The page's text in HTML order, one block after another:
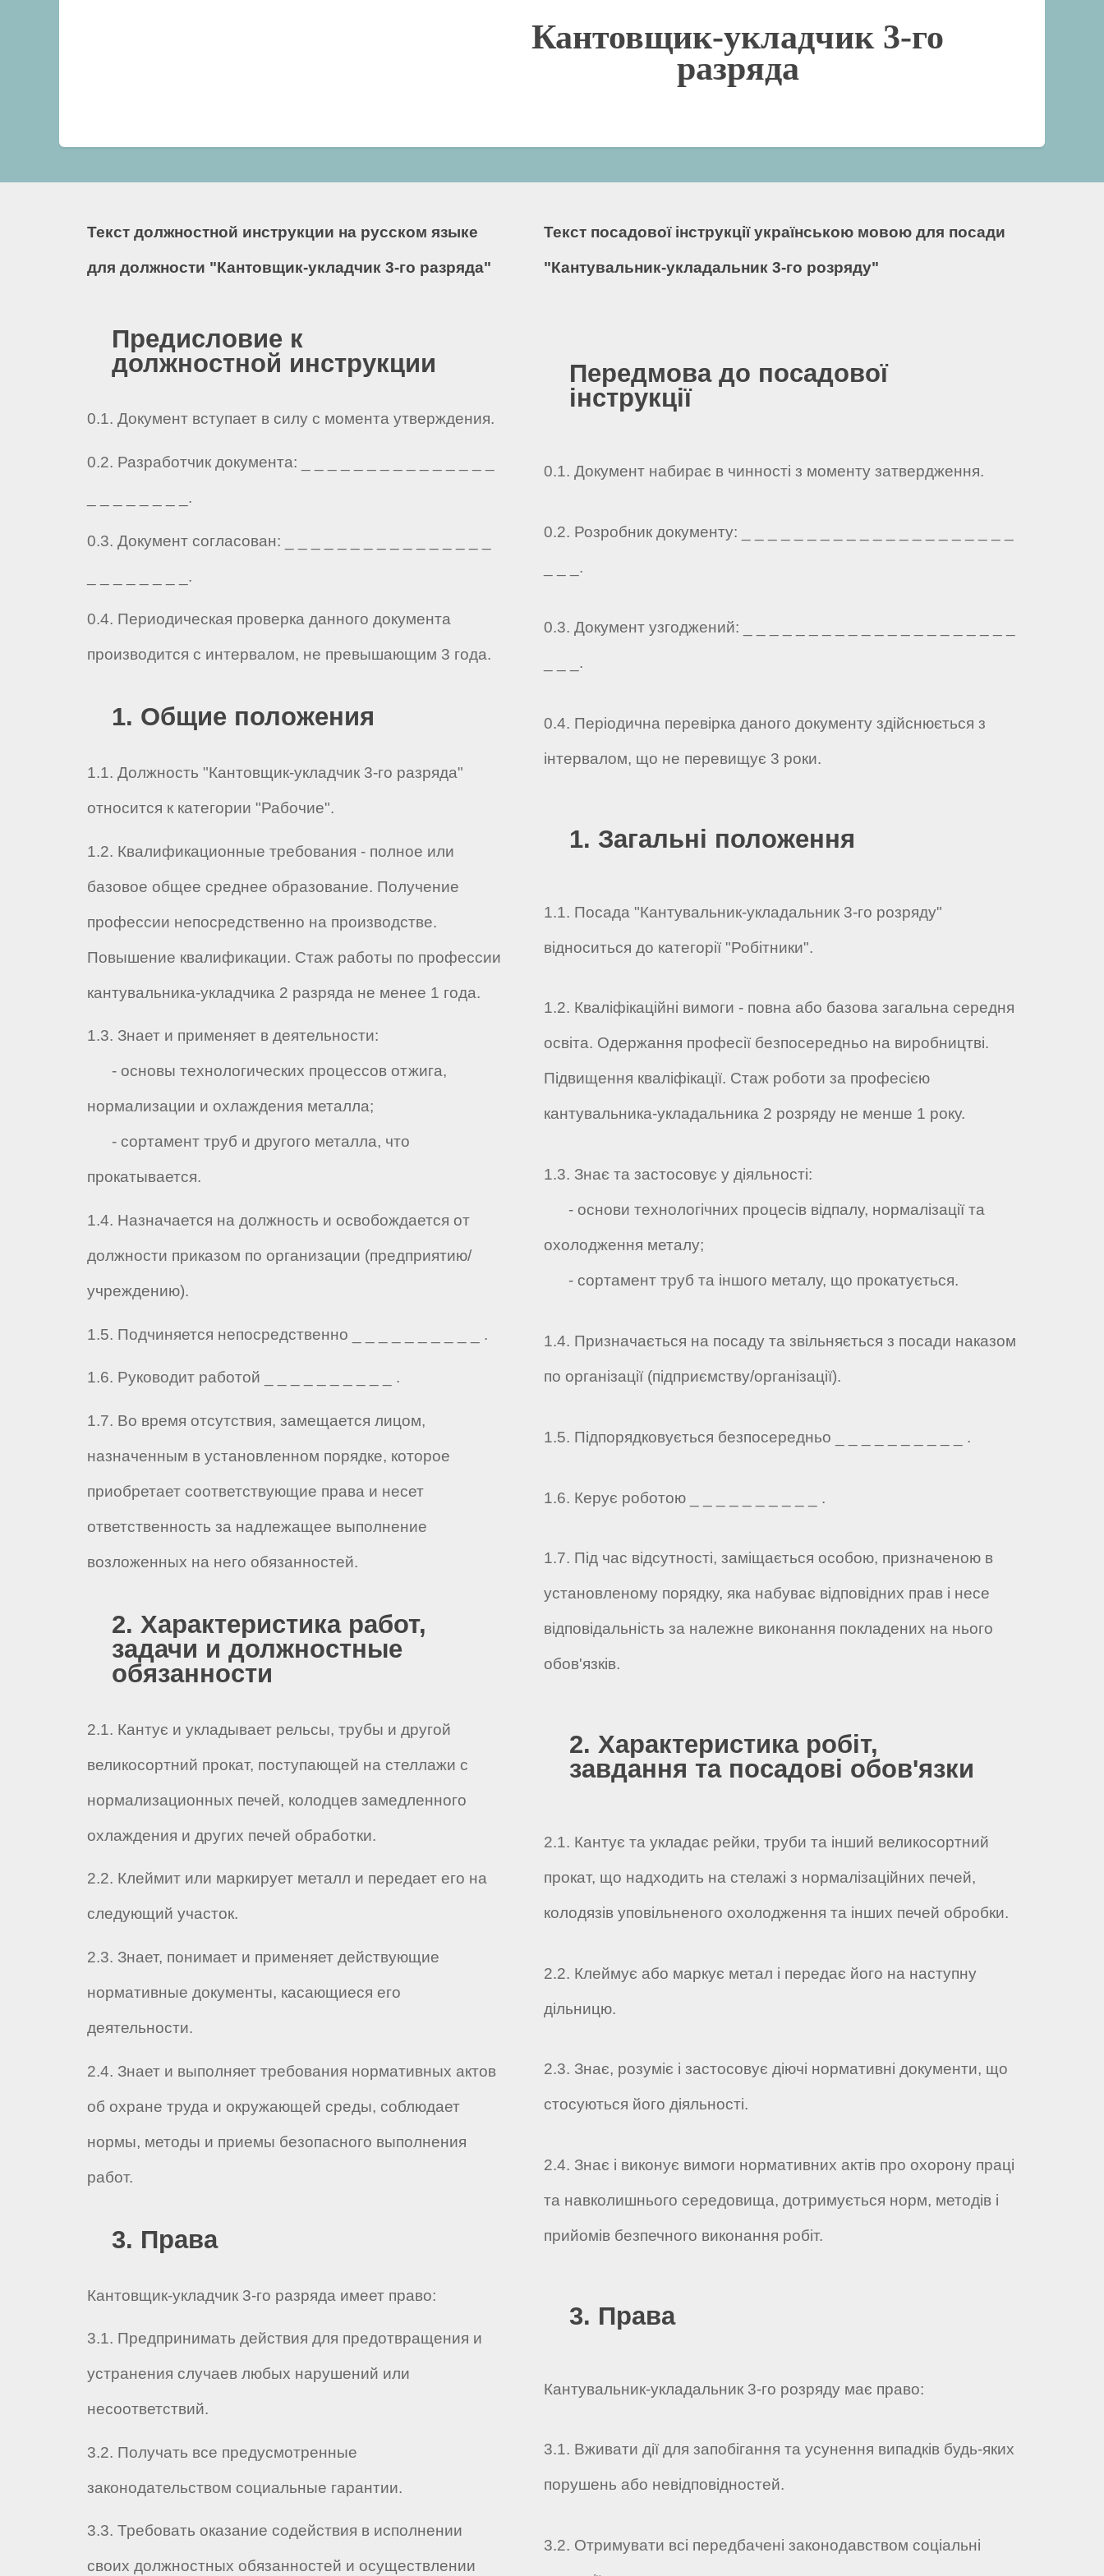
Кантовщик-укладчик 3-го
разряда
Текст должностной инструкции на русском языке
для должности "Кантовщик-укладчик 3-го разряда"
Предисловие к
должностной инструкции
0.1. Документ вступает в силу с момента утверждения.
0.2. Разработчик документа: _ _ _ _ _ _ _ _ _ _ _ _ _ _ _
_ _ _ _ _ _ _ _.
0.3. Документ согласован: _ _ _ _ _ _ _ _ _ _ _ _ _ _ _ _
_ _ _ _ _ _ _ _.
0.4. Периодическая проверка данного документа
производится с интервалом, не превышающим 3 года.
1. Общие положения
1.1. Должность "Кантовщик-укладчик 3-го разряда"
относится к категории "Рабочие".
1.2. Квалификационные требования - полное или
базовое общее среднее образование. Получение
профессии непосредственно на производстве.
Повышение квалификации. Стаж работы по профессии
кантувальника-укладчика 2 разряда не менее 1 года.
1.3. Знает и применяет в деятельности:
- основы технологических процессов отжига,
нормализации и охлаждения металла;
- сортамент труб и другого металла, что
прокатывается.
1.4. Назначается на должность и освобождается от
должности приказом по организации (предприятию/
учреждению).
1.5. Подчиняется непосредственно _ _ _ _ _ _ _ _ _ _ .
1.6. Руководит работой _ _ _ _ _ _ _ _ _ _ .
1.7. Во время отсутствия, замещается лицом,
назначенным в установленном порядке, которое
приобретает соответствующие права и несет
ответственность за надлежащее выполнение
возложенных на него обязанностей.
2. Характеристика работ,
задачи и должностные
обязанности
2.1. Кантує и укладывает рельсы, трубы и другой
великосортний прокат, поступающей на стеллажи с
нормализационных печей, колодцев замедленного
охлаждения и других печей обработки.
2.2. Клеймит или маркирует металл и передает его на
следующий участок.
2.3. Знает, понимает и применяет действующие
нормативные документы, касающиеся его
деятельности.
2.4. Знает и выполняет требования нормативных актов
об охране труда и окружающей среды, соблюдает
нормы, методы и приемы безопасного выполнения
работ.
3. Права
Кантовщик-укладчик 3-го разряда имеет право:
3.1. Предпринимать действия для предотвращения и
устранения случаев любых нарушений или
несоответствий.
3.2. Получать все предусмотренные
законодательством социальные гарантии.
3.3. Требовать оказание содействия в исполнении
своих должностных обязанностей и осуществлении
Текст посадової інструкції українською мовою для посади
"Кантувальник-укладальник 3-го розряду"
Передмова до посадової
інструкції
0.1. Документ набирає в чинності з моменту затвердження.
0.2. Розробник документу: _ _ _ _ _ _ _ _ _ _ _ _ _ _ _ _ _ _ _ _ _
_ _ _.
0.3. Документ узгоджений: _ _ _ _ _ _ _ _ _ _ _ _ _ _ _ _ _ _ _ _ _
_ _ _.
0.4. Періодична перевірка даного документу здійснюється з
інтервалом, що не перевищує 3 роки.
1. Загальні положення
1.1. Посада "Кантувальник-укладальник 3-го розряду"
відноситься до категорії "Робітники".
1.2. Кваліфікаційні вимоги - повна або базова загальна середня
освіта. Одержання професії безпосередньо на виробництві.
Підвищення кваліфікації. Стаж роботи за професією
кантувальника-укладальника 2 розряду не менше 1 року.
1.3. Знає та застосовує у діяльності:
- основи технологічних процесів відпалу, нормалізації та
охолодження металу;
- сортамент труб та іншого металу, що прокатується.
1.4. Призначається на посаду та звільняється з посади наказом
по організації (підприємству/організації).
1.5. Підпорядковується безпосередньо _ _ _ _ _ _ _ _ _ _ .
1.6. Керує роботою _ _ _ _ _ _ _ _ _ _ .
1.7. Під час відсутності, заміщається особою, призначеною в
установленому порядку, яка набуває відповідних прав і несе
відповідальність за належне виконання покладених на нього
обов'язків.
2. Характеристика робіт,
завдання та посадові обов'язки
2.1. Кантує та укладає рейки, труби та інший великосортний
прокат, що надходить на стелажі з нормалізаційних печей,
колодязів уповільненого охолодження та інших печей обробки.
2.2. Клеймує або маркує метал і передає його на наступну
дільницю.
2.3. Знає, розуміє і застосовує діючі нормативні документи, що
стосуються його діяльності.
2.4. Знає і виконує вимоги нормативних актів про охорону праці
та навколишнього середовища, дотримується норм, методів і
прийомів безпечного виконання робіт.
3. Права
Кантувальник-укладальник 3-го розряду має право:
3.1. Вживати дії для запобігання та усунення випадків будь-яких
порушень або невідповідностей.
3.2. Отримувати всі передбачені законодавством соціальні